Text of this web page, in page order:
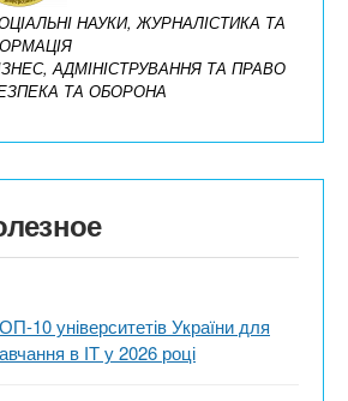
НАУКИ, ЖУРНАЛІСТИКА ТА
АДМІНІСТРУВАННЯ ТА ПРАВО
ТА ОБОРОНА
10 університетів України для
в ІТ у 2026 році